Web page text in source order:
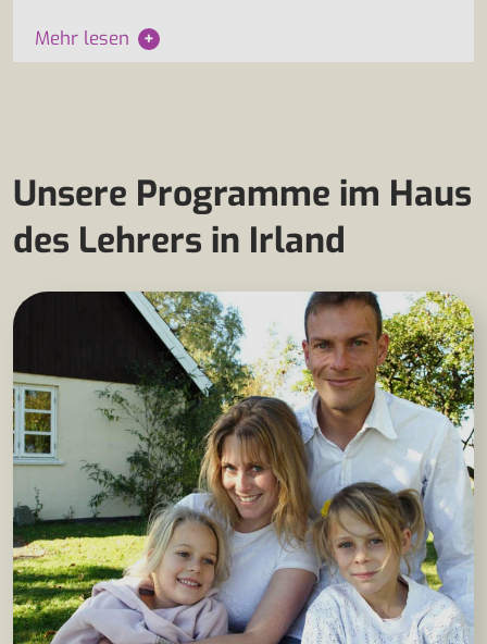
Mehr lesen +
Unsere Programme im Haus
des Lehrers in Irland